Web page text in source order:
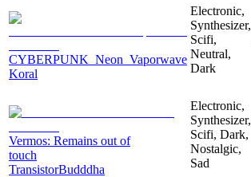
CYBERPUNK_Neon_Vaporwave
Koral
Electronic,
Synthesizer,
Scifi,
Neutral,
Dark
Vermos: Remains out of
touch
TransistorBudddha
Electronic,
Synthesizer,
Scifi, Dark,
Nostalgic,
Sad